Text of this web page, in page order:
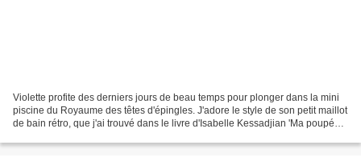
Violette profite des derniers jours de beau temps pour plonger dans la mini
piscine du Royaume des têtes d'épingles. J'adore le style de son petit maillot
de bain rétro, que j'ai trouvé dans le livre d'Isabelle Kessadjian 'Ma poupée